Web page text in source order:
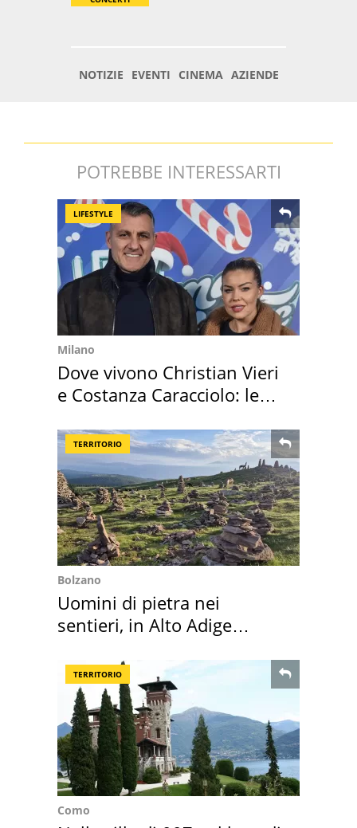
POTREBBE INTERESSARTI
LIFESTYLE
Milano
Dove vivono Christian Vieri
e Costanza Caracciolo: le
TERRITORIO
Bolzano
Uomini di pietra nei
sentieri, in Alto Adige
TERRITORIO
Como